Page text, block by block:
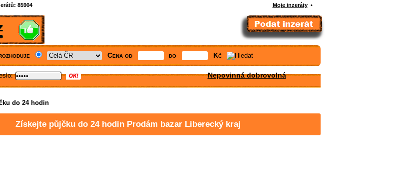
85904 Moje inzeráty•
Cena od do Kč
Nepovinná dobrovolná
do 24 hodin
Získejte půjčku do 24 hodin Prodám bazar Liberecký kraj